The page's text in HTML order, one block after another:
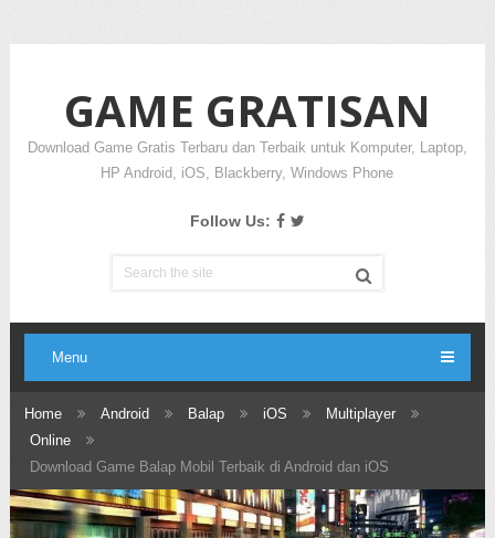
GAME GRATISAN
Download Game Gratis Terbaru dan Terbaik untuk Komputer, Laptop,
HP Android, iOS, Blackberry, Windows Phone
Follow Us:
Menu
Home Android Balap iOS
Multiplayer
Online
Download Game Balap Mobil Terbaik di Android dan iOS